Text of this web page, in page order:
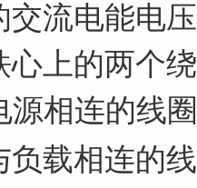
交流电能电
心上的两个
源相连的线
负载相连的